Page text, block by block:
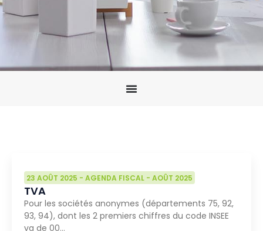
23 AOÛT 2025 - AGENDA FISCAL - AOÛT 2025
TVA
Pour les sociétés anonymes (départements 75, 92,
93, 94), dont les 2 premiers chiffres du code INSEE
va de 00…